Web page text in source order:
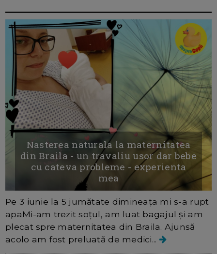
Nasterea naturala la maternitatea
din Braila - un travaliu usor dar bebe
cu cateva probleme - experienta
mea
Pe 3 iunie la 5 jumătate dimineața mi s-a rupt
apaMi-am trezit soțul, am luat bagajul și am
plecat spre maternitatea din Braila. Ajunsă
acolo am fost preluată de medici...